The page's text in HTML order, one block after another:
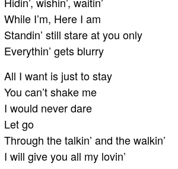
While I’m, Here I am
Standin’ still stare at you only
Everythin’ gets blurry
All I want is just to stay
You can’t shake me
I would never dare
Let go
Through the talkin’ and the walkin’
I will give you all my lovin’